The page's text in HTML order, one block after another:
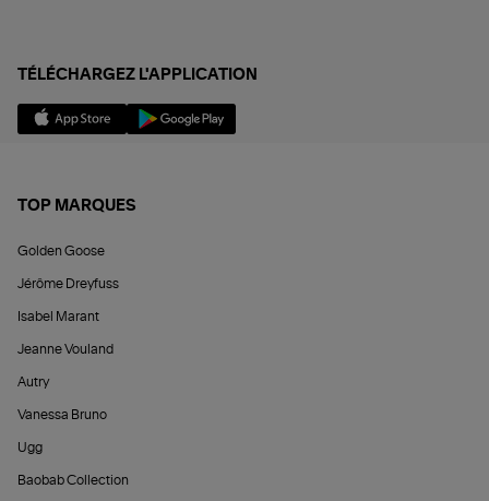
TÉLÉCHARGEZ L'APPLICATION
TOP MARQUES
Golden Goose
Jérôme Dreyfuss
Isabel Marant
Jeanne Vouland
Autry
Vanessa Bruno
Ugg
Baobab Collection